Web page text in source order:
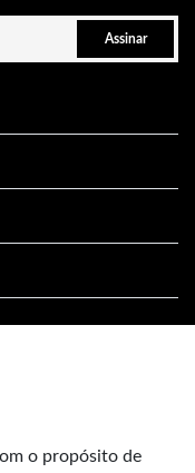
Assinar
o propósito de